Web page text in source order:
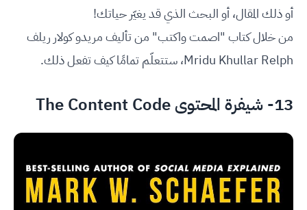
أو ذلك المقال، أو البحث الذي قد يغيّر حياتك!
من خلال كتاب "اصمت واكتب" من تأليف مريدو كولار ريلف
Mridu Khullar Relph، ستتعلّم تمامًا كيف تفعل ذلك.
13- شيفرة المحتوى The Content Code